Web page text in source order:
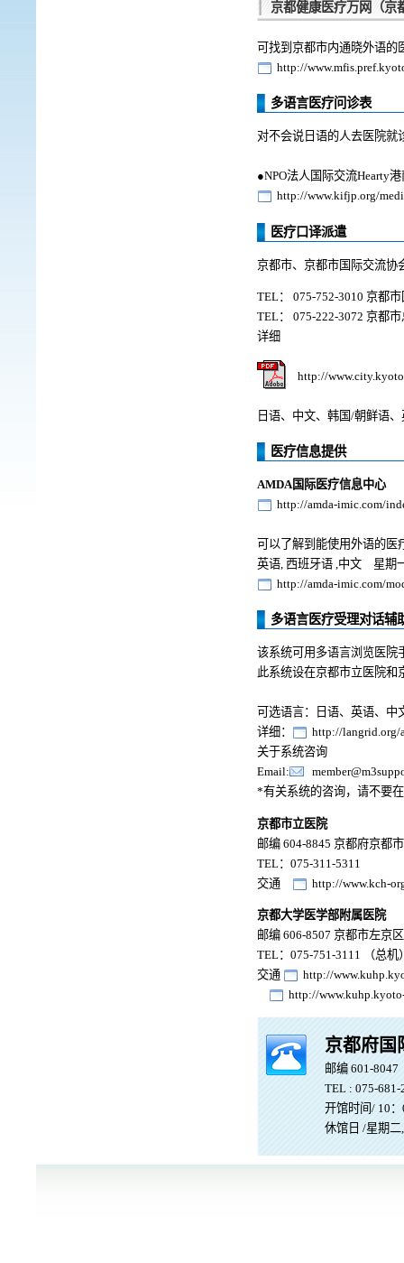
京都健康医疗万网（京
可找到京都市内通晓外语的
http://
多语言医疗问诊表
对不会说日语的人去医院就
●NPO法人国际交流Hearty
http://www.kifjp.org/
医疗口译派遣
京都市、京都市国际交流协
TEL： 075-752-3010 京都
TEL： 075-222-3072 京都
详细
http://
日语、中文、韩国/朝鲜语
医疗信息提供
AMDA国际医疗信息中心
http://amda-imic.com/
可以了解到能使用外语的医
英语, 西班牙语 ,中文 星期
http://amda-imic.com/
多语言医疗受理对话辅
该系统可用多语言浏览医院
此系统设在京都市立医院和
可选语言：日语、英语、中
详细：
http://langrid.org/
关于系统咨询
Email:
*有关系统的咨询，请不要
京都市立医院
邮编 604-8845 京都府京都
TEL：075-311-5311
交通
http://www.kch-
京都大学医学部附属医院
邮编 606-8507 京都市左京
TEL：075-751-3111 （总机
交通
http://
http://
京都府国
邮编 601-
TEL : 075-681-
开馆时间/ 10
休馆日 /星期二